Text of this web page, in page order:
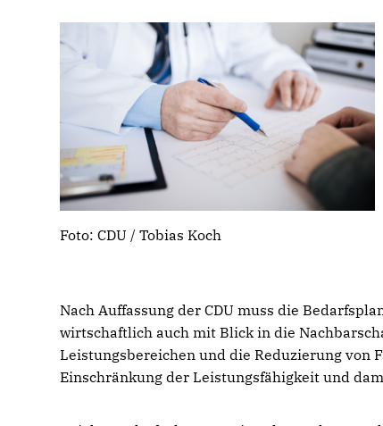
Foto: CDU / Tobias Koch
Nach Auffassung der CDU muss die
wirtschaftlich auch mit Blick in die
Leistungsbereichen und die Reduzierung von
Einschränkung der Leistungsfähigkeit und